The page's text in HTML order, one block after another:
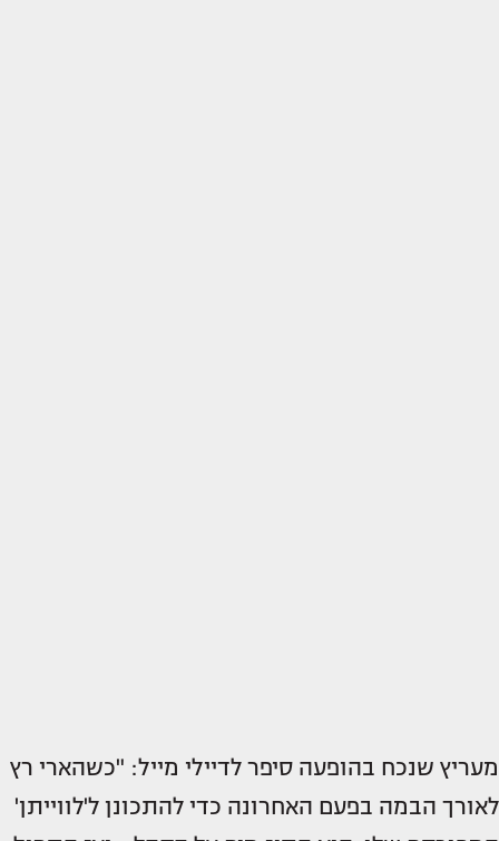
מעריץ שנכח בהופעה סיפר לדיילי מייל: "כשהארי רץ
לאורך הבמה בפעם האחרונה כדי להתכונן ל'לווייתן'